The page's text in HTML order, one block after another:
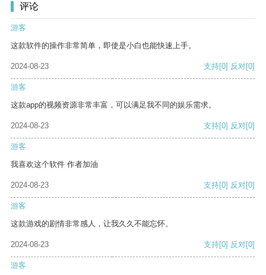
评论
游客
这款软件的操作非常简单，即使是小白也能快速上手。
2024-08-23 支持[0] 反对[0]
游客
这款app的视频资源非常丰富，可以满足我不同的娱乐需求。
2024-08-23 支持[0] 反对[0]
游客
我喜欢这个软件 作者加油
2024-08-23 支持[0] 反对[0]
游客
这款游戏的剧情非常感人，让我久久不能忘怀。
2024-08-23 支持[0] 反对[0]
游客